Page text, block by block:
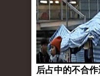
后占中的不合